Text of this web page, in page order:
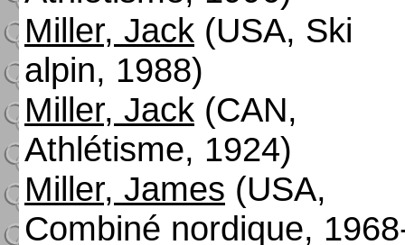
Miller, Jack (USA, Ski
alpin, 1988)
Miller, Jack (CAN,
Athlétisme, 1924)
Miller, James (USA,
Combiné nordique,